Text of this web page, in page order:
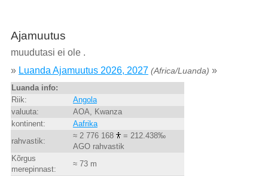
Ajamuutus
muudutasi ei ole .
» Luanda Ajamuutus 2026, 2027 (Africa/Luanda) »
Luanda info:
Riik:
Angola
valuuta:
AOA, Kwanza
kontinent:
Aafrika
rahvastik:
≈ 2 776 168
= 212.438‰
AGO rahvastik
Kõrgus
merepinnast:
≈ 73 m